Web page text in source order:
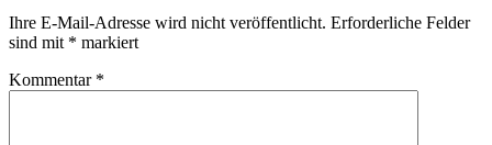
Ihre E-Mail-Adresse wird nicht veröffentlicht. Erforderliche Felder
sind mit * markiert
Kommentar *